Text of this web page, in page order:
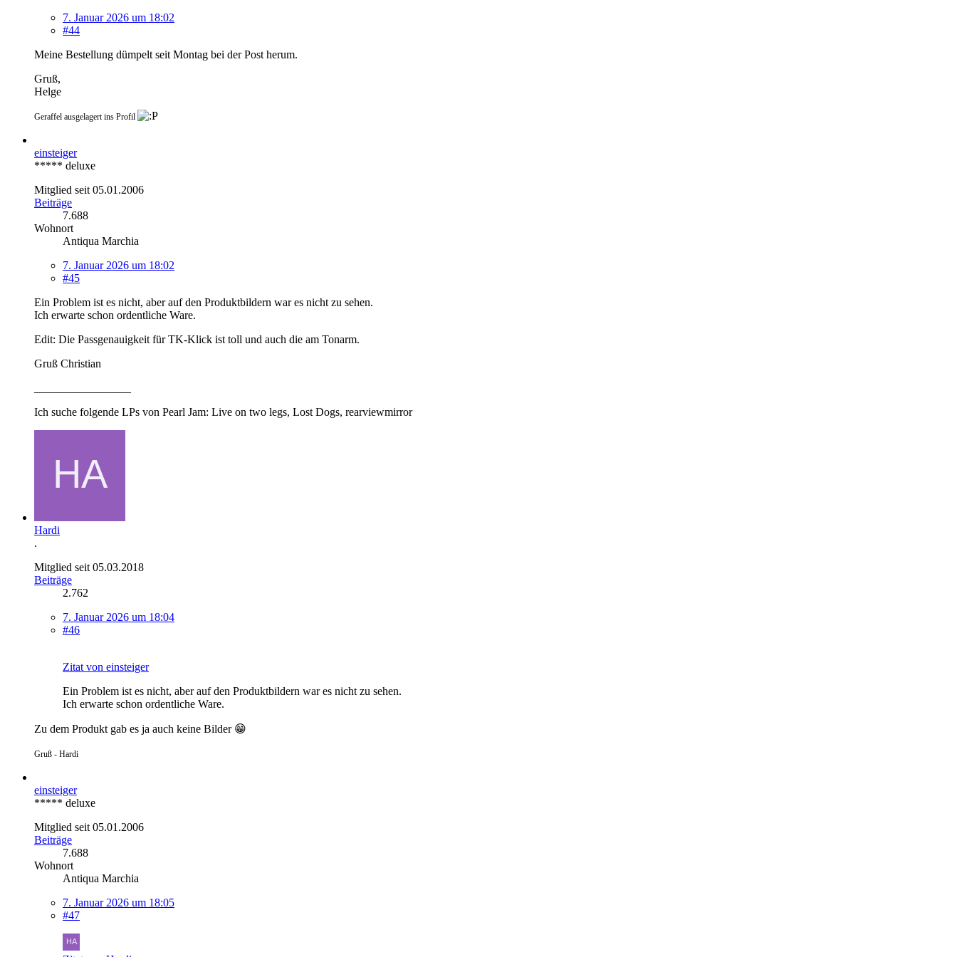
7. Januar 2026 um 18:02
#44
Meine Bestellung dümpelt seit Montag bei der Post herum.
Gruß,
Helge
Geraffel ausgelagert ins Profil
einsteiger
***** deluxe
Mitglied seit 05.01.2006
Beiträge
7.688
Wohnort
Antiqua Marchia
7. Januar 2026 um 18:02
#45
Ein Problem ist es nicht, aber auf den Produktbildern war es nicht zu sehen.
Ich erwarte schon ordentliche Ware.
Edit: Die Passgenauigkeit für TK-Klick ist toll und auch die am Tonarm.
Gruß Christian
Ich suche folgende LPs von Pearl Jam: Live on two legs, Lost Dogs, rearviewmirror
Hardi
.
Mitglied seit 05.03.2018
Beiträge
2.762
7. Januar 2026 um 18:04
#46
Zitat von einsteiger
Ein Problem ist es nicht, aber auf den Produktbildern war es nicht zu sehen.
Ich erwarte schon ordentliche Ware.
Zu dem Produkt gab es ja auch keine Bilder 😁
Gruß - Hardi
einsteiger
***** deluxe
Mitglied seit 05.01.2006
Beiträge
7.688
Wohnort
Antiqua Marchia
7. Januar 2026 um 18:05
#47